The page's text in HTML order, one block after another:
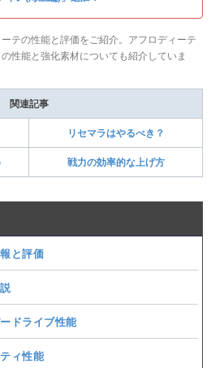
テの性能と評価をご紹介。アフロディーテ
性能と強化素材についても紹介していま
関連記事
リセマラはやるべき？
戦力の効率的な上げ方
と評価
ドライブ性能
ィ性能